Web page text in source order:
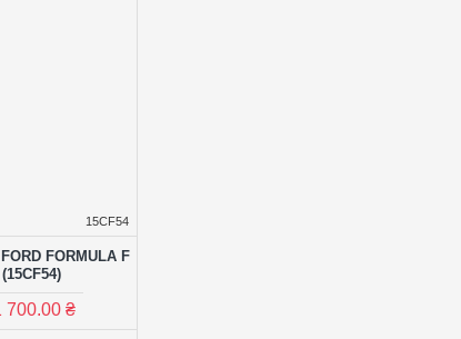
15CF54
FORMULA F
700.00 ₴